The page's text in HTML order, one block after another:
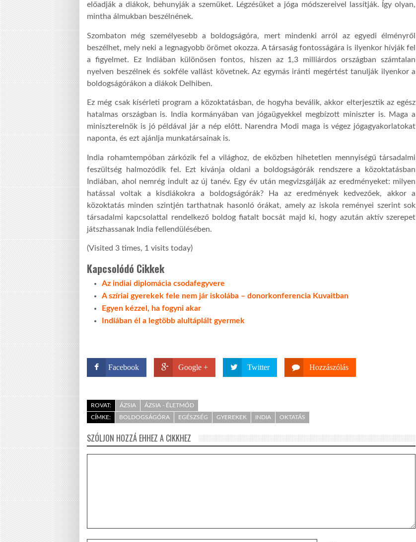
előadják a diákok, behunyják a szemüket. Légzésüket a jóga módszereivel lassítják. Így olyan,
mintha álmukban beszélnének.
Szombaton még személyesebb a boldogságóra, mert mindenki arról az egyedi élményről
beszélhet, mely neki a legnagyobb örömet okozza. A társaság fontosságára is ilyenkor hívják fel
a figyelmet. Ez Indiában különösen fontos, hiszen az 1,3 milliárdos országban számtalan
nyelven beszélnek és sokféle vallást követnek. Az egymás iránti megértést tanulják ilyenkor a
boldogságórákon a diákok Delhiben.
Ez még csak kísérleti program a közoktatásban, de hogyha beválik, akkor elterjesztik az egész
hatalmas országban is. India kormányában van jógaügyekkel megbízott miniszter is. Maga a
miniszterelnök is jó példával jár a nép előtt. Narendra Modi maga is végez jógagyakorlatokat
naponta, és ezt ajánlja munkatársainak is.
India rohamtempóban zárkózik fel a világhoz, de eközben hihetetlen mennyiségű társadalmi
feszültség halmozódik fel. Ezt kívánja oldani a boldogságórák rendszere a közoktatásban
Indiában, ahol nemrég indult az új tanév. Egy év után megvizsgálják az eredményeket: milyen
hatással voltak a kisdiákokra a boldogságórák? Ha az eredmények kedvezőek, akkor a
közoktatás minden szintjén tarthatnak hasonló órákat, amely az iskola reményei szerint sok
társadalmi kapcsolattal rendelkező boldog fiatalt bocsát majd ki, hogy azután aktív szerepet
játszhassanak India fellendülésében.
(Visited 3 times, 1 visits today)
Kapcsolódó Cikkek
Az indiai diplomácia csodafegyvere
A szíriai gyerekek fele nem jár iskolába – donorkonferencia Kuvaitban
Egyen kézzel, ha fogyni akar
Indiában él a legtöbb alultáplált gyermek
Facebook Google + Twitter Hozzászólás
ROVAT: ÁZSIA
ÁZSIA - ÉLETMÓD
CÍMKE:
BOLDOGSÁGÓRA EGÉSZSÉG GYEREKEK INDIA OKTATÁS
SZÓLJON HOZZÁ EHHEZ A CIKKHEZ